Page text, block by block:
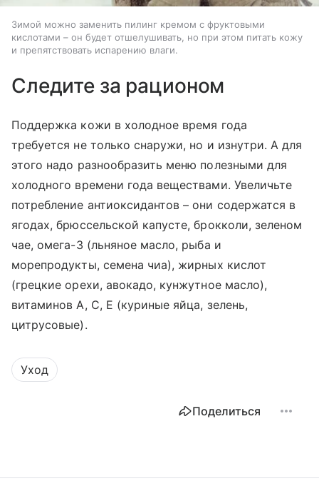
Зимой можно заменить пилинг кремом с фруктовыми
кислотами – он будет отшелушивать, но при этом питать кожу
и препятствовать испарению влаги.
Следите за рационом
Поддержка кожи в холодное время года
требуется не только снаружи, но и изнутри. А для
этого надо разнообразить меню полезными для
холодного времени года веществами. Увеличьте
потребление антиоксидантов – они содержатся в
ягодах, брюссельской капусте, брокколи, зеленом
чае, омега-3 (льняное масло, рыба и
морепродукты, семена чиа), жирных кислот
(грецкие орехи, авокадо, кунжутное масло),
витаминов А, С, Е (куриные яйца, зелень,
цитрусовые).
Уход
Поделиться